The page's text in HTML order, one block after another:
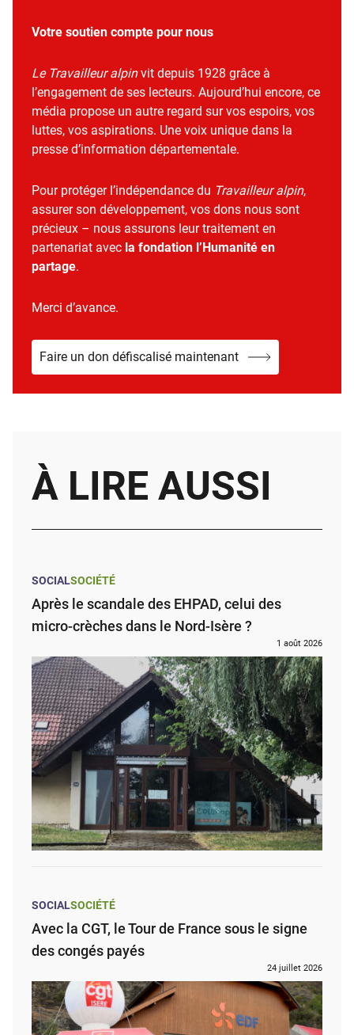
Votre soutien compte pour nous
Le Travailleur alpinvit depuis 1928 grâce à
l’engagement de ses lecteurs. Aujourd’hui encore, ce
média propose un autre regard sur vos espoirs, vos
luttes, vos aspirations. Une voix unique dans la
presse d’information départementale.
Pour protéger l’indépendance du Travailleur alpin,
assurer son développement, vos dons nous sont
précieux – nous assurons leur traitement en
partenariat avec la fondation l’Humanité en
partage.
Merci d’avance.
Faire un don défiscalisé maintenant
À LIRE AUSSI
SOCIALSOCIÉTÉ
Après le scandale des EHPAD, celui des
micro-crèches dans le Nord-Isère ?
1 août 2026
SOCIALSOCIÉTÉ
Avec la CGT, le Tour de France sous le signe
des congés payés
24 juillet 2026